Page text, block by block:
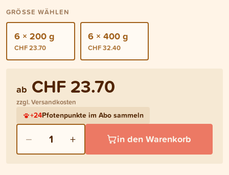
GRÖSSE WÄHLEN
6 × 200 g
CHF 23.70
6 × 400 g
CHF 32.40
ab CHF 23.70
zzgl. Versandkosten
+24Pfotenpunkte im Abo sammeln
− 1 + in den Warenkorb